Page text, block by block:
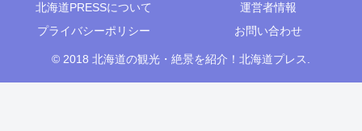
北海道PRESSについて
運営者情報
プライバシーポリシー
お問い合わせ
© 2018 北海道の観光・絶景を紹介！北海道プレス.